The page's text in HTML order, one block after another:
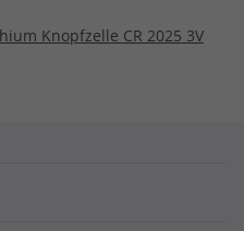
Knopfzelle CR 2025 3V